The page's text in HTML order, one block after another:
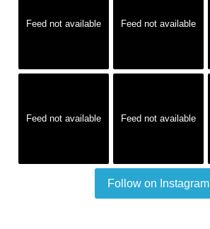
Feed not available Feed not available
Feed not available Feed not available
Follow on Instagram